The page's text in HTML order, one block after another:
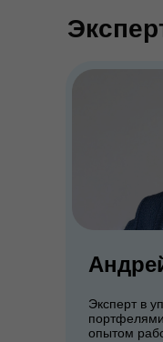
Эксперт в
опытом
info@fond-